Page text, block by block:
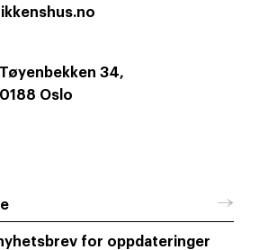
Tøyenbekken 34,
0188 Oslo
→
for oppdateringer